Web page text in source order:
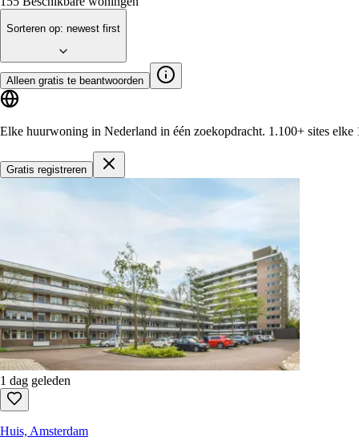
Sorteren op: newest first
Alleen gratis te beantwoorden
Elke huurwoning in Nederland in één zoekopdracht. 1.100+ sites elke
Gratis registreren
1 dag geleden
Huis, Amsterdam